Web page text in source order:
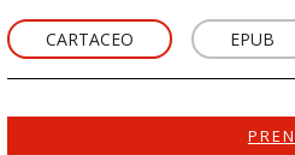
CARTACEO EPUB